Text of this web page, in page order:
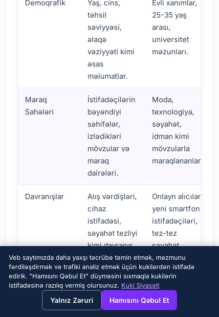
View this page in English?
Demoqrafik
Yaş, cins,
təhsil
səviyyəsi,
əlaqə
vəziyyəti kimi
əsas
məlumatlar.
Evli xanımlar,
25-35 yaş
arası,
universitet
məzunları.
Maraq
Sahələri
İstifadəçilərin
bəyəndiyi
səhifələr,
izlədikləri
mövzular və
maraq
dairələri.
Moda,
texnologiya,
səyahət,
idman kimi
mövzularla
maraqlananlar.
Davranışlar
Alış vərdişləri,
cihaz
istifadəsi,
səyahət tezliyi
kimi davranış
məlumatları.
Onlayn alıcılar,
yeni smartfon
istifadəçiləri,
tez-tez
səyahət
edənlər.
Bağlantılar
Səhifənizi
bəyənənlər,
tədbirinizdə
Səhifənizi
bəyənən
insanların
Veb saytımızda daha yaxşı təcrübə təmin etmək, məzmunu
fərdiləşdirmək və trafiki analiz etmək üçün kukilərdən istifadə
edirik. "Hamısını Qəbul Et" düyməsini sıxmaqla kukilərin
istifadəsinə razılıq vermiş olursunuz. Kuki Siyasəti
Yalnız Zəruri Hamısını Qəbul Et